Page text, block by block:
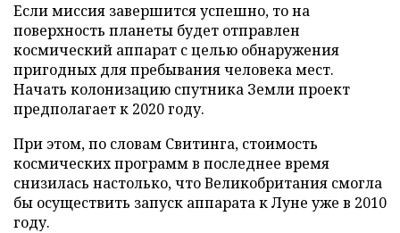
Если миссия завершится успешно, то на
поверхность планеты будет отправлен
космический аппарат с целью обнаружения
пригодных для пребывания человека мест.
Начать колонизацию спутника Земли проект
предполагает к 2020 году.
При этом, по словам Свитинга, стоимость
космических программ в последнее время
снизилась настолько, что Великобритания смогла
бы осуществить запуск аппарата к Луне уже в 2010
году.